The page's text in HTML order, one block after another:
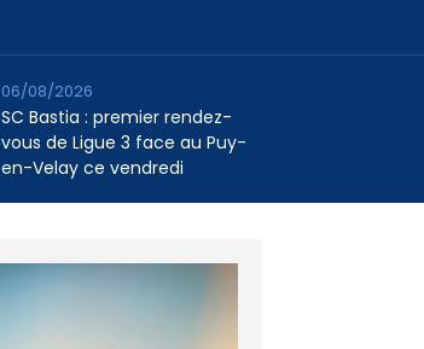
SC Bastia : premier rendez-
vous de Ligue 3 face au Puy-
en-Velay ce vendredi
06/08/2026